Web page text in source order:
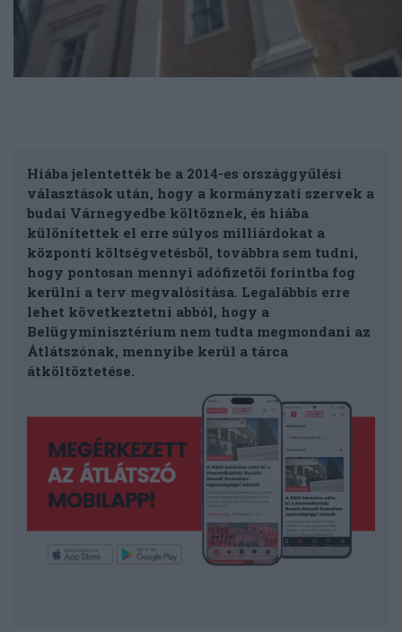
Hiába jelentették be a 2014-es országgyűlési
választások után, hogy a kormányzati szervek a
budai Várnegyedbe költöznek, és hiába
különítettek el erre súlyos milliárdokat a
központi költségvetésből, továbbra sem tudni,
hogy pontosan mennyi adófizetői forintba fog
kerülni a terv megvalósítása. Legalábbis erre
lehet következtetni abból, hogy a
Belügyminisztérium nem tudta megmondani az
Átlátszónak, mennyibe kerül a tárca
átköltöztetése.